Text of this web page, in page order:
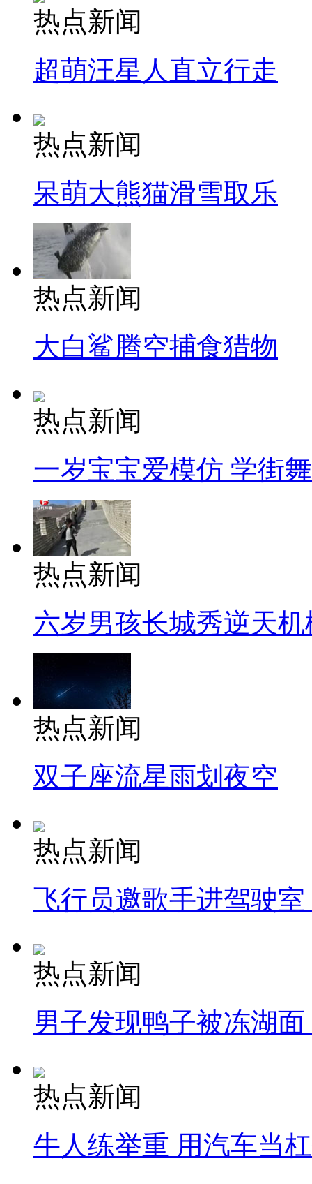
热点新闻
超萌汪星人直立行走
热点新闻
呆萌大熊猫滑雪取乐
热点新闻
大白鲨腾空捕食猎物
热点新闻
一岁宝宝爱模仿 学街
热点新闻
六岁男孩长城秀逆天机
热点新闻
双子座流星雨划夜空
热点新闻
飞行员邀歌手进驾驶
热点新闻
男子发现鸭子被冻湖
热点新闻
牛人练举重 用汽车当